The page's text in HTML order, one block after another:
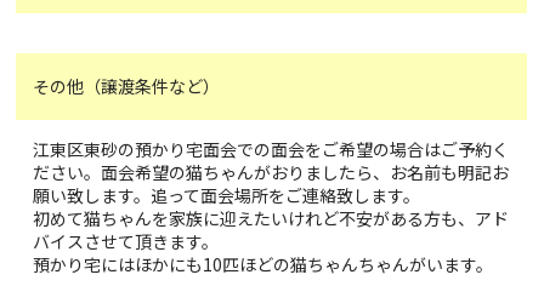
その他（譲渡条件など）
江東区東砂の預かり宅面会での面会をご希望の場合はご予約く
ださい。面会希望の猫ちゃんがおりましたら、お名前も明記お
願い致します。追って面会場所をご連絡致します。
初めて猫ちゃんを家族に迎えたいけれど不安がある方も、アド
バイスさせて頂きます。
預かり宅にはほかにも10匹ほどの猫ちゃんちゃんがいます。